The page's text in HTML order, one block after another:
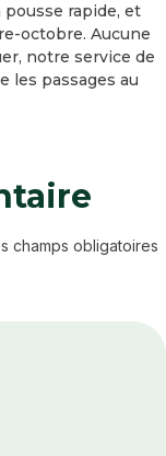
rapide, et
octobre. Aucune
notre service de
les passages au
champs obligatoires